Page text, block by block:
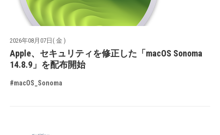
2026年08月07日( 金 )
Apple、セキュリティを修正した「macOS Sonoma
14.8.9」を配布開始
#macOS_Sonoma